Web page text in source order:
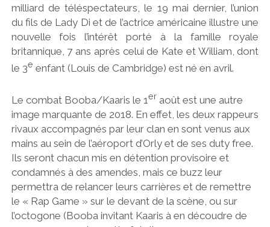
milliard de téléspectateurs, le 19 mai dernier, l’union
du fils de Lady Di et de l’actrice américaine illustre une
nouvelle fois l’intérêt porté à la famille royale
britannique, 7 ans après celui de Kate et William, dont
le 3e enfant (Louis de Cambridge) est né en avril.
Le combat Booba/Kaaris le 1er août est une autre
image marquante de 2018. En effet, les deux rappeurs
rivaux accompagnés par leur clan en sont venus aux
mains au sein de l’aéroport d’Orly et de ses duty free.
Ils seront chacun mis en détention provisoire et
condamnés à des amendes, mais ce buzz leur
permettra de relancer leurs carrières et de remettre
le « Rap Game » sur le devant de la scène, ou sur
l’octogone (Booba invitant Kaaris à en découdre de